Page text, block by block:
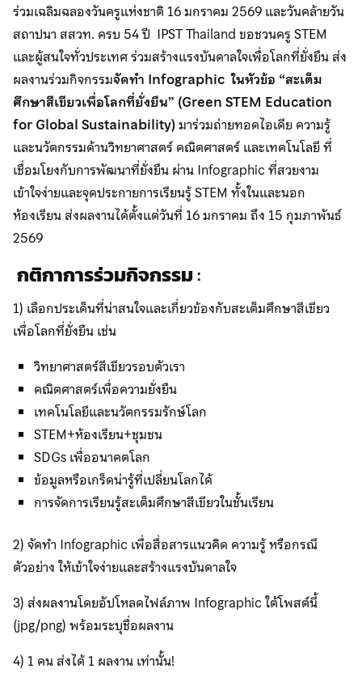
ร่วมเฉลิมฉลองวันครูแห่งชาติ 16 มกราคม 2569 และวันคล้ายวัน
สถาปนา สสวท. ครบ 54 ปี IPST Thailand ขอชวนครู STEM
และผู้สนใจทั่วประเทศ ร่วมสร้างแรงบันดาลใจเพื่อโลกที่ยั่งยืน ส่ง
ผลงานร่วมกิจกรรมจัดทำ Infographic ในหัวข้อ “สะเต็ม
ศึกษาสีเขียวเพื่อโลกที่ยั่งยืน” (Green STEM Education
for Global Sustainability)มาร่วมถ่ายทอดไอเดีย ความรู้
และนวัตกรรมด้านวิทยาศาสตร์ คณิตศาสตร์ และเทคโนโลยี ที่
เชื่อมโยงกับการพัฒนาที่ยั่งยืน ผ่าน Infographic ที่สวยงาม
เข้าใจง่ายและจุดประกายการเรียนรู้ STEM ทั้งในและนอก
ห้องเรียน ส่งผลงานได้ตั้งแต่วันที่ 16 มกราคม ถึง 15 กุมภาพันธ์
2569
กติกาการร่วมกิจกรรม:
1) เลือกประเด็นที่น่าสนใจและเกี่ยวข้องกับสะเต็มศึกษาสีเขียว
เพื่อโลกที่ยั่งยืน เช่น
วิทยาศาสตร์สีเขียวรอบตัวเรา
คณิตศาสตร์เพื่อความยั่งยืน
เทคโนโลยีและนวัตกรรมรักษ์โลก
STEM+ห้องเรียน+ชุมชน
SDGs เพื่ออนาคตโลก
ข้อมูลหรือเกร็ดน่ารู้ที่เปลี่ยนโลกได้
การจัดการเรียนรู้สะเต็มศึกษาสีเขียวในชั้นเรียน
2) จัดทำ Infographic เพื่อสื่อสารแนวคิด ความรู้ หรือกรณี
ตัวอย่าง ให้เข้าใจง่ายและสร้างแรงบันดาลใจ
3) ส่งผลงานโดยอัปโหลดไฟล์ภาพ Infographic ใต้โพสต์นี้
(jpg/png) พร้อมระบุชื่อผลงาน
4) 1 คน ส่งได้ 1 ผลงาน เท่านั้น!